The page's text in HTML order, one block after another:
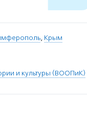
, Крым
и культуры (ВООПиК)